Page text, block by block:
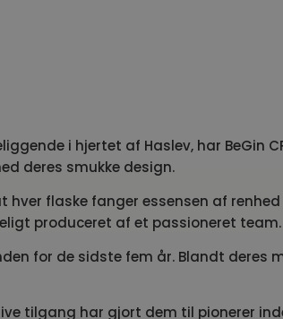
i hjertet af Haslev, har BeGin
deres smukke design.
flaske fanger essensen af renhed
produceret af et passioneret team.
for de sidste fem år. Blandt
tilgang har gjort dem til pionerer